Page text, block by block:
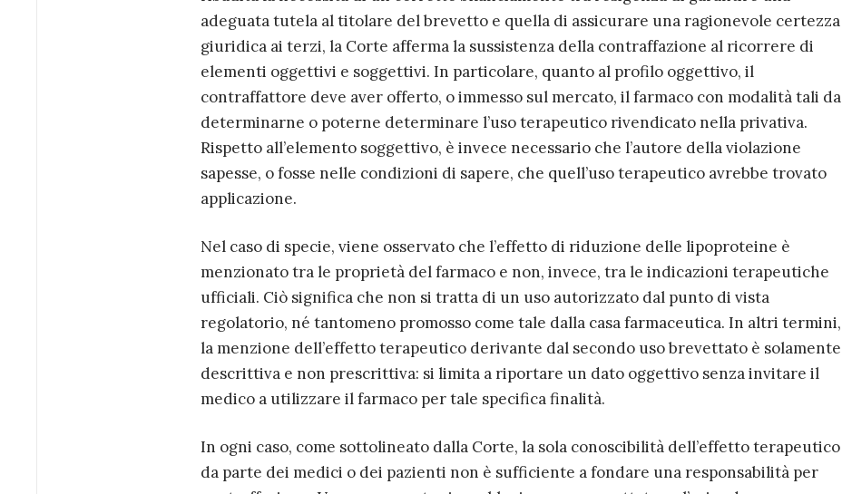
adeguata tutela al titolare del brevetto e quella di assicurare una ragionevole certezza
giuridica ai terzi, la Corte afferma la sussistenza della contraffazione al ricorrere di
elementi oggettivi e soggettivi. In particolare, quanto al profilo oggettivo, il
contraffattore deve aver offerto, o immesso sul mercato, il farmaco con modalità tali da
determinarne o poterne determinare l’uso terapeutico rivendicato nella privativa.
Rispetto all’elemento soggettivo, è invece necessario che l’autore della violazione
sapesse, o fosse nelle condizioni di sapere, che quell’uso terapeutico avrebbe trovato
applicazione.
Nel caso di specie, viene osservato che l’effetto di riduzione delle lipoproteine è
menzionato tra le proprietà del farmaco e non, invece, tra le indicazioni terapeutiche
ufficiali. Ciò significa che non si tratta di un uso autorizzato dal punto di vista
regolatorio, né tantomeno promosso come tale dalla casa farmaceutica. In altri termini,
la menzione dell’effetto terapeutico derivante dal secondo uso brevettato è solamente
descrittiva e non prescrittiva: si limita a riportare un dato oggettivo senza invitare il
medico a utilizzare il farmaco per tale specifica finalità.
In ogni caso, come sottolineato dalla Corte, la sola conoscibilità dell’effetto terapeutico
da parte dei medici o dei pazienti non è sufficiente a fondare una responsabilità per